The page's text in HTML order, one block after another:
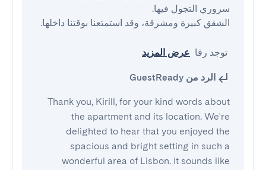
عرض المزيد
الرد من GuestReady
Thank you, Kirill, for your kind words about
the apartment and its location. We're
delighted to hear that you enjoyed the
spacious and bright setting in such a
wonderful area of Lisbon. It sounds like